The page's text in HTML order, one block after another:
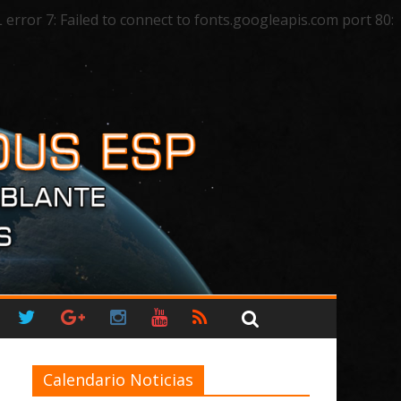
7: Failed to connect to fonts.googleapis.com port 80:
Calendario Noticias